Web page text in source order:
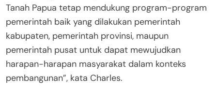
Tanah Papua tetap mendukung program-program
pemerintah baik yang dilakukan pemerintah
kabupaten, pemerintah provinsi, maupun
pemerintah pusat untuk dapat mewujudkan
harapan-harapan masyarakat dalam konteks
pembangunan”, kata Charles.